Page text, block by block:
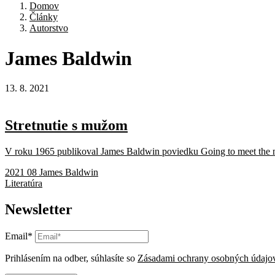
Domov
Články
Autorstvo
James Baldwin
13. 8. 2021
Stretnutie s mužom
V roku 1965 publikoval James Baldwin poviedku Going to meet the
2021 08 James Baldwin
Literatúra
Newsletter
Email*
Prihlásením na odber, súhlasíte so Zásadami ochrany osobných